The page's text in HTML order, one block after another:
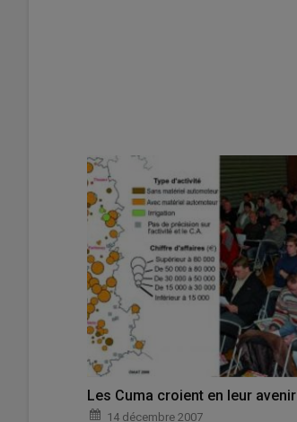
Les Cuma croient en leur avenir
14 décembre 2007